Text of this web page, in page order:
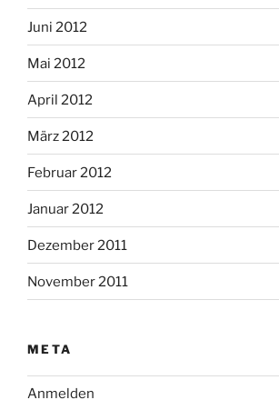
Juni 2012
Mai 2012
April 2012
März 2012
Februar 2012
Januar 2012
Dezember 2011
November 2011
META
Anmelden